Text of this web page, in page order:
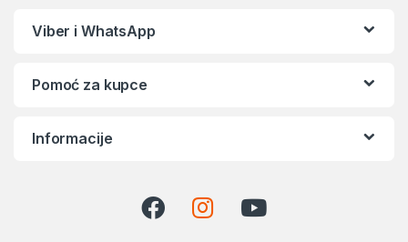
Viber i WhatsApp
Pomoć za kupce
Informacije